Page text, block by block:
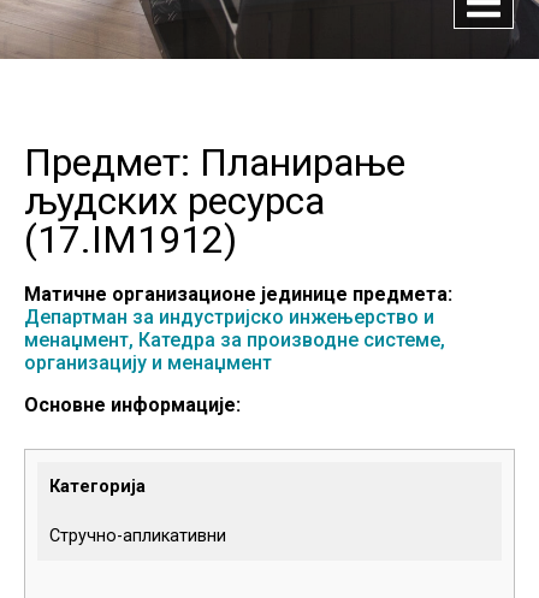
Предмет: Планирање
људских ресурса
(17.IM1912)
Матичне организационе јединице предмета:
Департман за индустријско инжењерство и
менаџмент, Катедра за производне системе,
организацију и менаџмент
Основне информације:
Категорија
Стручно-апликативни